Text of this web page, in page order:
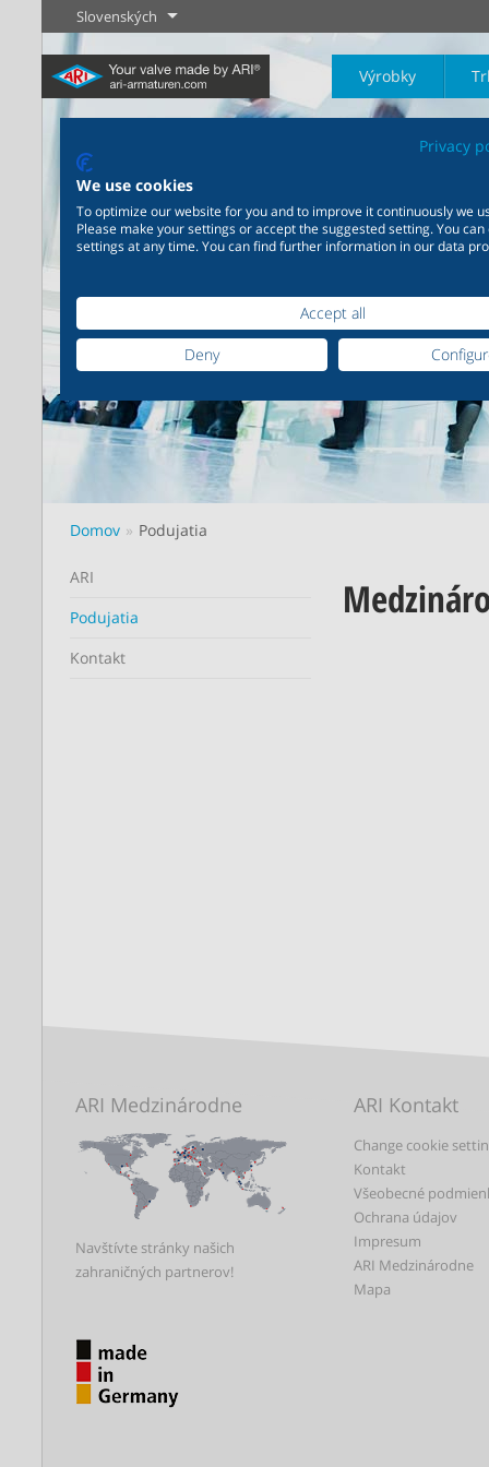
Slovenských
Výrobky
Novinky
Zistiť viac
Regulácia
Zistiť viac Zistiť viac
Priemysel
priemysel - Váš flexibilný
systém pre priemyselné
aplikácie
Zistiť viac
Chémia
- Výrobné riešenia šité na
mieru Vašim individuálnym
požiadavkám
Zistiť viac
Domov Podujatia
ARI
Podujatia
Kontakt
ARI Medzinárodne
Navštívte stránky našich
zahraničných partnerov!
ARI Kontakt
Change cookie
Kontakt
Všeobecné
Ochrana údajov
Impresum
ARI Medzinárodne
Mapa
Privacy
We use cookies
To optimize our website for you and to improve it continuously we
Please make your settings or accept the suggested setting. You
settings at any time. You can find further information in our data
Accept all
Deny